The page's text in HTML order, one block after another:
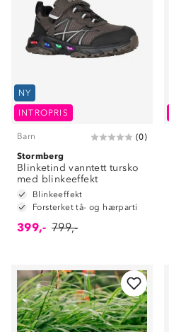
NY
INTROPRIS
Barn (0)
Stormberg
Blinketind vanntett tursko
med blinkeeffekt
Blinkeeffekt
Forsterket tå- og hærparti
399,- 799,-